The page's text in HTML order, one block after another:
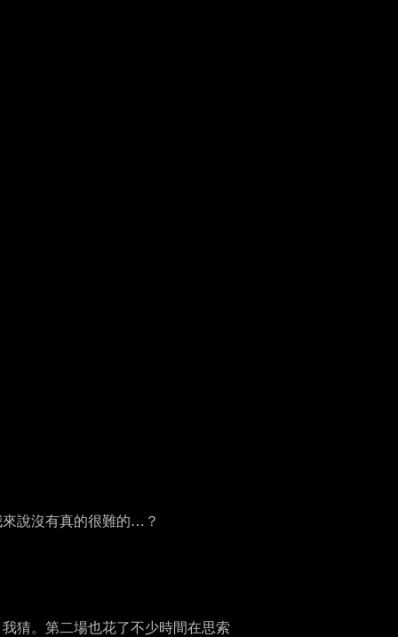
說沒有真的很難的…？
猜。第二場也花了不少時間在思索